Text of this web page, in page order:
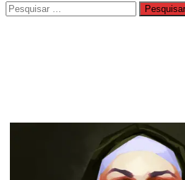
Pesquisar
por: